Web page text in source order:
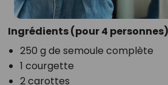
Ingrédients (pour 4 personnes)
250 g de semoule complète
1 courgette
2 carottes